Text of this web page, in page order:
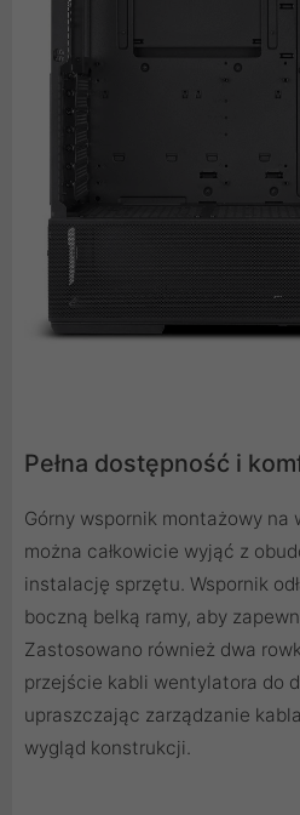
Pełna dostępność i
Górny wspornik montażowy
można całkowicie wyjąć z
instalację sprzętu. Wspornik
boczną belką ramy, aby
Zastosowano również dwa
przejście kabli wentylatora do
upraszczając zarządzanie
wygląd konstrukcji.